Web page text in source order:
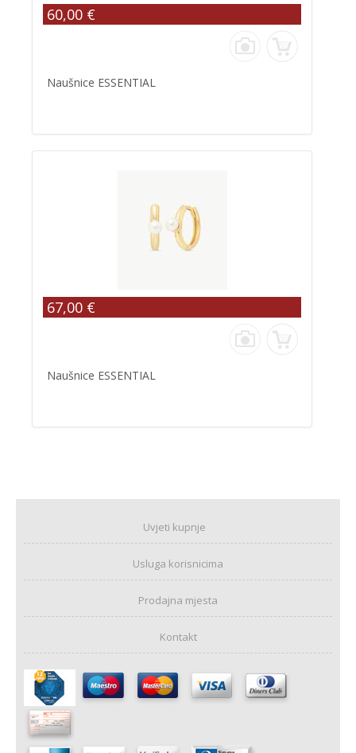
60,00 €
Naušnice ESSENTIAL
67,00 €
Naušnice ESSENTIAL
Uvjeti kupnje
Usluga korisnicima
Prodajna mjesta
Kontakt